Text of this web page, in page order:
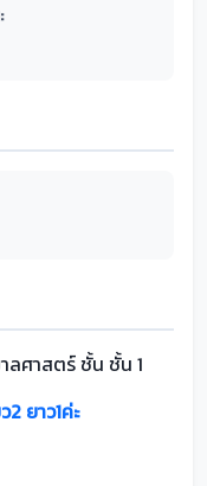
ลศาสตร์ ชั้น ชั้น 1
ยาว1ค่ะ